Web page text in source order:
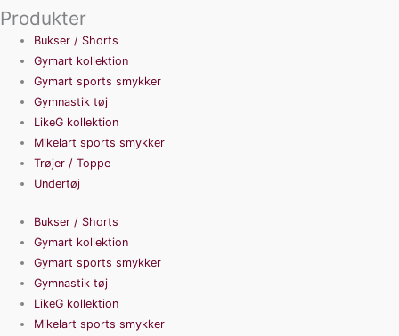
Produkter
Bukser / Shorts
Gymart kollektion
Gymart sports smykker
Gymnastik tøj
LikeG kollektion
Mikelart sports smykker
Trøjer / Toppe
Undertøj
Bukser / Shorts
Gymart kollektion
Gymart sports smykker
Gymnastik tøj
LikeG kollektion
Mikelart sports smykker